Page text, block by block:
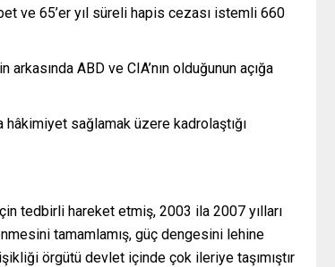
ve 65’er yıl süreli hapis cezası istemli 660
ABD ve CIA’nın olduğunun açığa
sağlamak üzere kadrolaştığı
tedbirli hareket etmiş, 2003 ila 2007 yılları
tamamlamış, güç dengesini lehine
örgütü devlet içinde çok ileriye taşımıştır